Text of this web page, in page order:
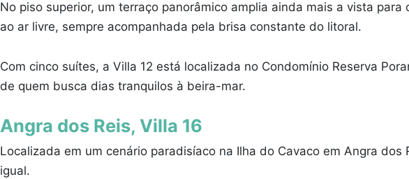
No piso superior, um terraço panorâmico amplia ainda mais a vista
ao ar livre, sempre acompanhada pela brisa constante do litoral.
Com cinco suítes, a Villa 12 está localizada no Condomínio Reserva
de quem busca dias tranquilos à beira-mar.
Angra dos Reis, Villa 16
Localizada em um cenário paradisíaco na Ilha do Cavaco em Angra
igual.